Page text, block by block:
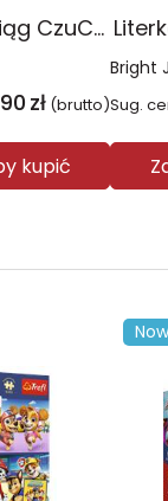
Cyferkowy pociąg CzuCzu
zł (brutto)
kupić
Bright
Sug.